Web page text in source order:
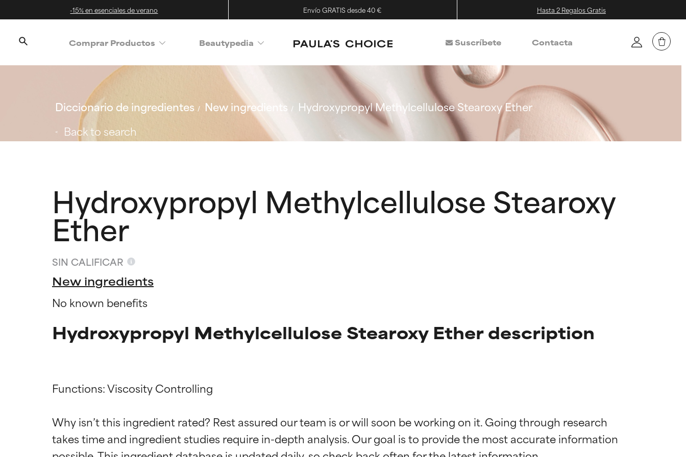
-15% en esenciales de verano Envío GRATIS desde 40 € Hasta 2 Regalos Gratis
Comprar Productos Beautypedia Suscríbete Contacta
Diccionario de ingredientes New ingredients
Hydroxypropyl Methylcellulose Stearoxy Ether
Back to search
Hydroxypropyl Methylcellulose Stearoxy
Ether
SIN CALIFICAR
New ingredients
No known benefits
Hydroxypropyl Methylcellulose Stearoxy Ether description
Functions: Viscosity Controlling
Why isn’t this ingredient rated? Rest assured our team is or will soon be working on it. Going through research
takes time and ingredient studies require in-depth analysis. Our goal is to provide the most accurate information
EXCELENTE
Ingrediente sobresaliente con beneficios reales para la piel. Su eficacia está demostrada y
EXCELENTE
Ingrediente sobresaliente con beneficios reales para la piel. Su eficacia está demostrada y